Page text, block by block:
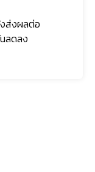
งส่งผลต่อ
ลดลง